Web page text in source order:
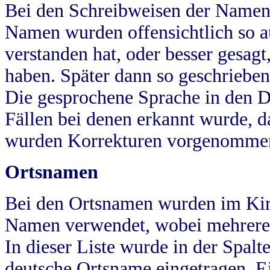
Bei den Schreibweisen der
Namen wurden offensichtlich so
verstanden hat, oder besser
haben. Später dann so
Die gesprochene Sprache in
Fällen bei denen erkannt wurde,
wurden Korrekturen
Ortsnamen
Bei den Ortsnamen wurden im
Namen verwendet, wobei
In dieser Liste wurde in der